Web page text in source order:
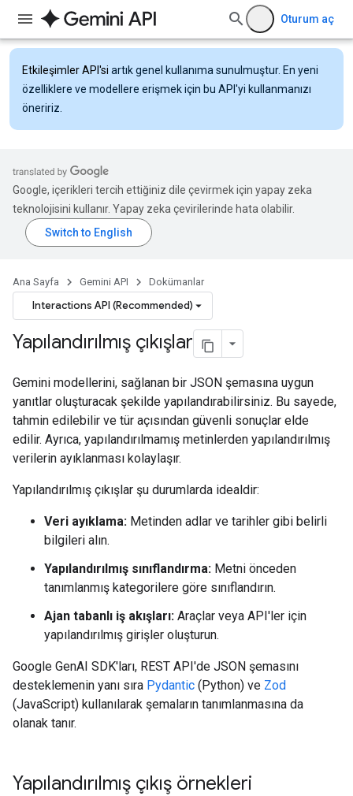
Oturum aç
Etkileşimler API'si artık genel kullanıma sunulmuştur. En yeni
özelliklere ve modellere erişmek için bu API'yi kullanmanızı
öneririz.
Google, içerikleri tercih ettiğiniz dile çevirmek için yapay zeka
teknolojisini kullanır. Yapay zeka çevirilerinde hata olabilir.
Ana Sayfa Gemini API Dokümanlar
Interactions API (Recommended)
Yapılandırılmış çıkışlar
Gemini modellerini, sağlanan bir JSON şemasına uygun
yanıtlar oluşturacak şekilde yapılandırabilirsiniz. Bu sayede,
tahmin edilebilir ve tür açısından güvenli sonuçlar elde
edilir. Ayrıca, yapılandırılmamış metinlerden yapılandırılmış
verilerin ayıklanması kolaylaşır.
Yapılandırılmış çıkışlar şu durumlarda idealdir:
Veri ayıklama: Metinden adlar ve tarihler gibi belirli
bilgileri alın.
Yapılandırılmış sınıflandırma: Metni önceden
tanımlanmış kategorilere göre sınıflandırın.
Ajan tabanlı iş akışları: Araçlar veya API'ler için
yapılandırılmış girişler oluşturun.
Google GenAI SDK'ları, REST API'de JSON şemasını
desteklemenin yanı sıra Pydantic (Python) ve Zod
(JavaScript) kullanılarak şemaların tanımlanmasına da
olanak tanır.
Yapılandırılmış çıkış örnekleri